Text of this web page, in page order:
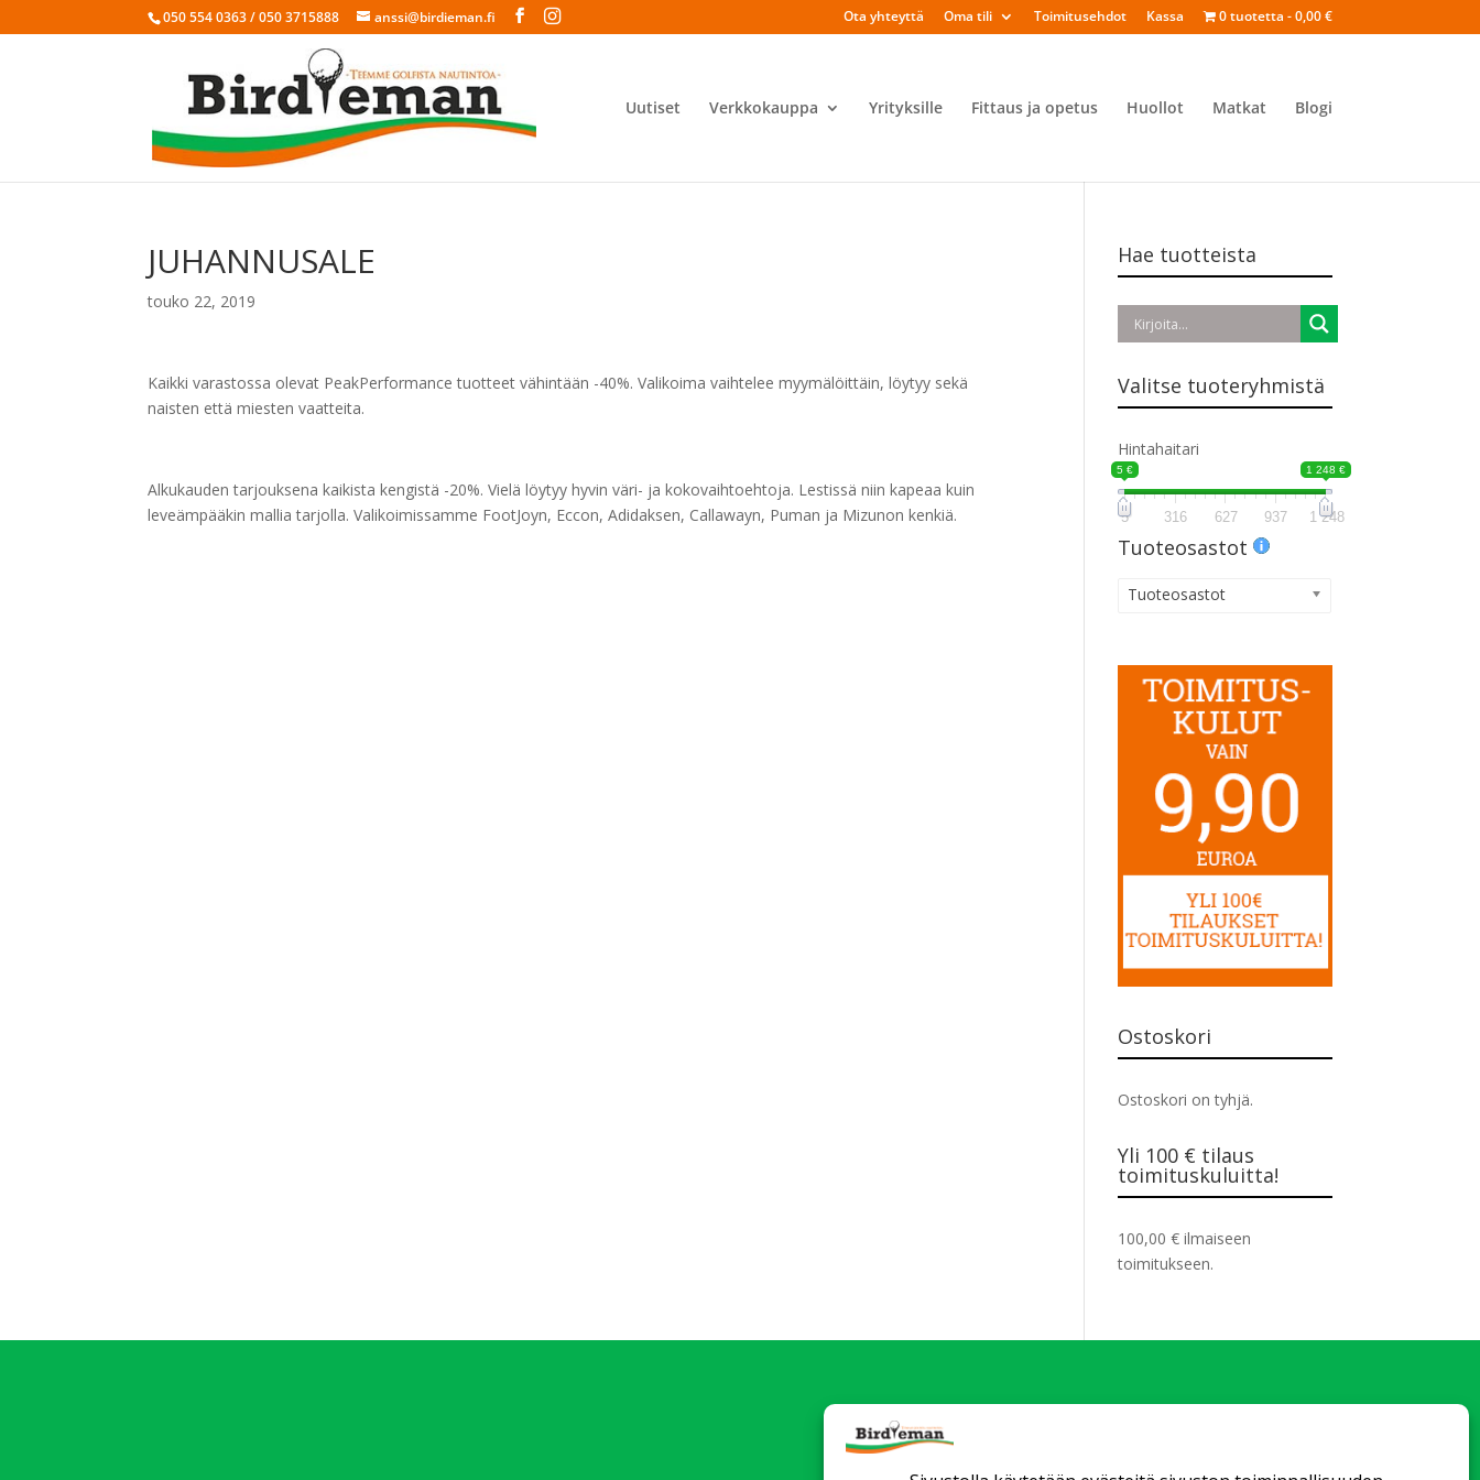
050 554 0363 / 050 3715888 anssi@birdieman.fi Ota yhteyttä Oma tili Toimitusehdot Kassa 0 tuotetta 0,00 €
Uutiset Verkkokauppa Yrityksille Fittaus ja opetus Huollot Matkat Blogi
JUHANNUSALE
touko 22, 2019
Kaikki varastossa olevat PeakPerformance tuotteet vähintään -40%. Valikoima vaihtelee myymälöittäin, löytyy sekä
naisten että miesten vaatteita.
Alkukauden tarjouksena kaikista kengistä -20%. Vielä löytyy hyvin väri- ja kokovaihtoehtoja. Lestissä niin kapeaa kuin
leveämpääkin mallia tarjolla. Valikoimissamme FootJoyn, Eccon, Adidaksen, Callawayn, Puman ja Mizunon kenkiä.
Hae tuotteista
Valitse tuoteryhmistä
Hintahaitari
5 € 1 248 €
5 316 627 937 1 248
Tuoteosastot
Tuoteosastot
Ostoskori
Ostoskori on tyhjä.
Yli 100 € tilaus
toimituskuluitta!
100,00€ ilmaiseen
toimitukseen.